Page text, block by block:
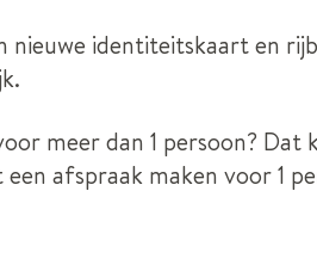
nieuwe identiteitskaart en
meer dan 1 persoon? Dat
afspraak maken voor 1